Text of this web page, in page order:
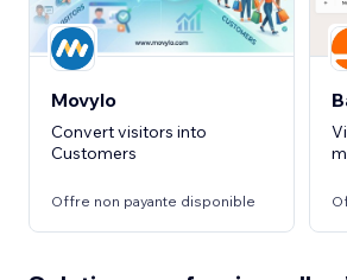
Movylo
Convert visitors into
Customers
Offre non payante disponible